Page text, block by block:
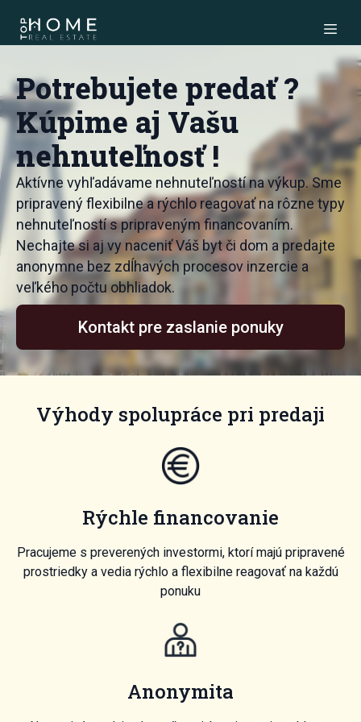
Potrebujete predať ?
Kúpime aj Vašu
nehnuteľnosť !
Aktívne vyhľadávame nehnuteľností na výkup. Sme
pripravený flexibilne a rýchlo reagovať na rôzne typy
nehnuteľností s pripraveným financovaním.
Nechajte si aj vy naceniť Váš byt či dom a predajte
anonymne bez zdĺhavých procesov inzercie a
veľkého počtu obhliadok.
Kontakt pre zaslanie ponuky
Výhody spolupráce pri predaji
Rýchle financovanie
Pracujeme s preverených investormi, ktorí majú pripravené
prostriedky a vedia rýchlo a flexibilne reagovať na každú
ponuku
Anonymita